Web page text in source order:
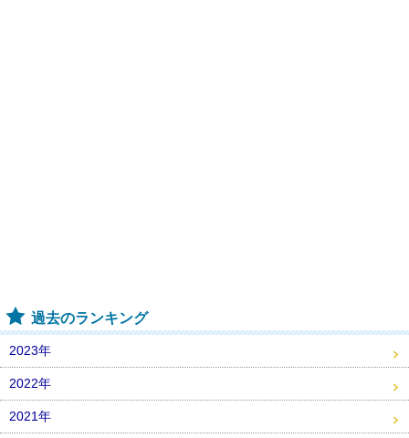
過去のランキング
2023年
2022年
2021年